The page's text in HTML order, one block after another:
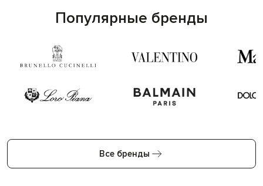
Популярные бренды
Все бренды